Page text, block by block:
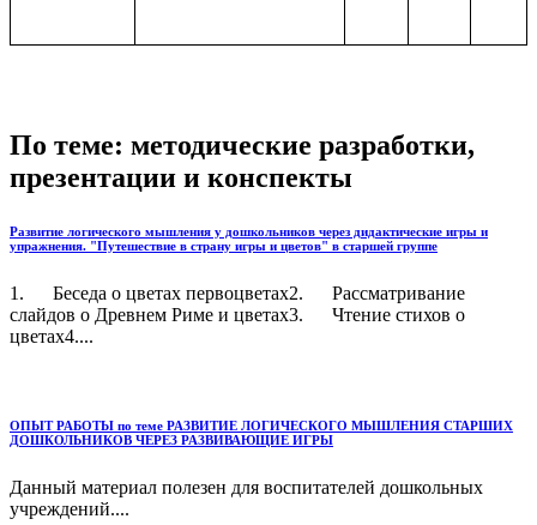
По теме: методические разработки,
презентации и конспекты
Развитие логического мышления у дошкольников через дидактические игры и
упражнения. "Путешествие в страну игры и цветов" в старшей группе
1. Беседа о цветах первоцветах2. Рассматривание
слайдов о Древнем Риме и цветах3. Чтение стихов о
цветах4....
ОПЫТ РАБОТЫ по теме РАЗВИТИЕ ЛОГИЧЕСКОГО МЫШЛЕНИЯ СТАРШИХ
ДОШКОЛЬНИКОВ ЧЕРЕЗ РАЗВИВАЮЩИЕ ИГРЫ
Данный материал полезен для воспитателей дошкольных
учреждений....